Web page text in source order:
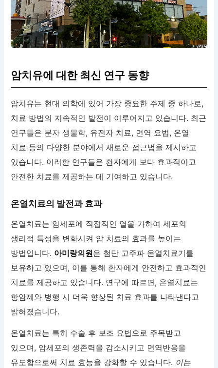
암치유에 대한 최신 연구 동향
암치유는 현대 의학에 있어 가장 중요한 주제 중 하나로,
치료 방법의 지속적인 발전이 이루어지고 있습니다. 최근
연구들은 분자 생물학, 유전자 치료, 면역 요법, 온열
치료 등의 다양한 분야에서 새로운 접근법을 제시하고
있습니다. 이러한 연구들은 환자에게 보다 효과적이고
안전한 치료를 제공하는 데 기여하고 있습니다.
온열치료의 발전과 효과
온열치료는 암세포에 직접적인 열을 가하여 세포의
생리적 특성을 변화시켜 암 치료의 효과를 높이는
방법입니다. 아미랑의원은 첨단 고주파 온열치료기를
보유하고 있으며, 이를 통해 환자에게 안전하고 효과적인
치료를 제공하고 있습니다. 연구에 따르면, 온열치료는
항암제와 병행 시 더욱 향상된 치료 효과를 나타낸다고
밝혀졌습니다.
온열치료는 특히 수술 후 보조 요법으로 주목받고
있으며, 암세포의 생존력을 감소시키고 면역반응을
유도함으로써 치료 효능을 강화할 수 있습니다. 이는